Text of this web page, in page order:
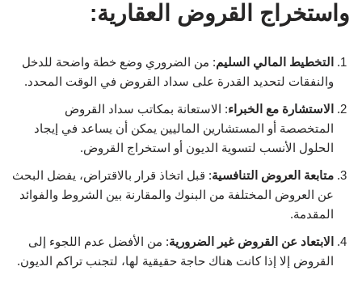
واستخراج القروض العقارية:
التخطيط المالي السليم: من الضروري وضع خطة واضحة للدخل
والنفقات لتحديد القدرة على سداد القروض في الوقت المحدد.
الاستشارة مع الخبراء: الاستعانة بمكاتب سداد القروض
المتخصصة أو المستشارين الماليين يمكن أن يساعد في إيجاد
الحلول الأنسب لتسوية الديون أو استخراج القروض.
متابعة العروض التنافسية: قبل اتخاذ قرار بالاقتراض، يفضل البحث
عن العروض المختلفة من البنوك والمقارنة بين الشروط والفوائد
المقدمة.
الابتعاد عن القروض غير الضرورية: من الأفضل عدم اللجوء إلى
القروض إلا إذا كانت هناك حاجة حقيقية لها، لتجنب تراكم الديون.